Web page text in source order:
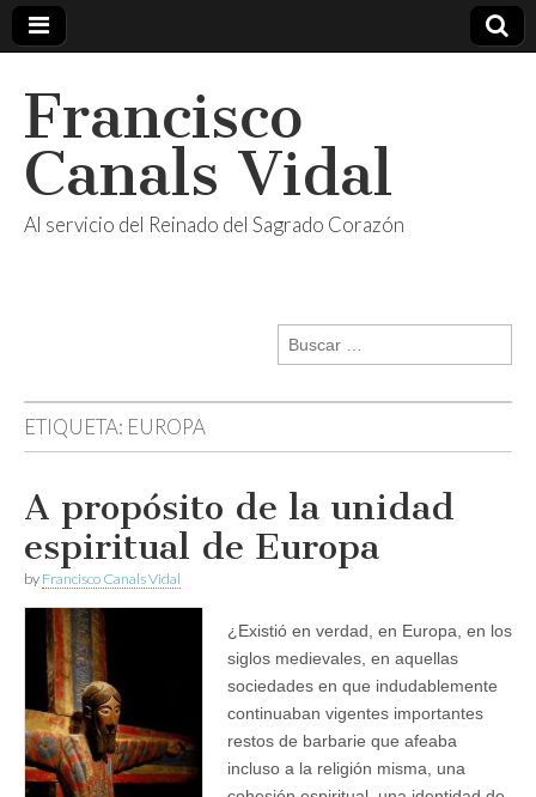
Francisco
Canals Vidal
Al servicio del Reinado del Sagrado Corazón
Buscar:
ETIQUETA: EUROPA
A propósito de la unidad
espiritual de Europa
by Francisco Canals Vidal
¿Existió en verdad, en Europa, en los
siglos medievales, en aquellas
sociedades en que indudablemente
continuaban vigentes importantes
restos de barbarie que afeaba
incluso a la religión misma, una